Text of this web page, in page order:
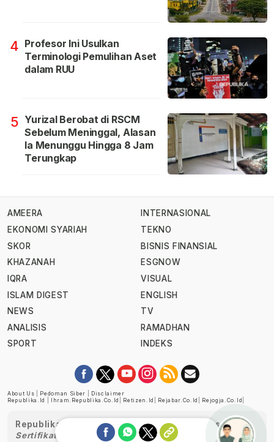
4 Profesor Ini Usulkan
Terminologi Pemulihan Aset
dalam RUU
5 Yurizal Berobat di RSCM
Sebelum Meninggal, Alasan
Ia Menunggu Hingga 8 Jam
Terungkap
AMEERA
EKONOMI SYARIAH
SKOR
KHAZANAH
IQRA
ISLAM DIGEST
NEWS
ANALISIS
SPORT
INTERNASIONAL
TEKNO
BISNIS FINANSIAL
ESGNOW
VISUAL
ENGLISH
TV
RAMADHAN
INDEKS
About Us Pedoman Siber
Disclaimer
Republika.id
Ihram.republika.co.id Retizen.id Rejabar.co.id Rejogja.co.id
Republika telah diverifikasi oleh Dewan Pers
Sertifikat Nomor 1058/DP-Verifikasi/K/XII/2022